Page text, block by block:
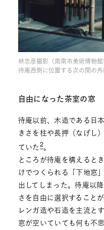
林忠彦撮影（周南市美術博物館
待庵西側に位置する次の間の外
自由になった茶室の窓
待庵以前、木造である日
きさを柱や長押（なげし
ていた2。
ところが待庵を構えると
けでつくられる「下地窓
出してしまった。待庵以
さを自由に選択すること
レンガ造や石造を主流と
窓が空いていても何も不